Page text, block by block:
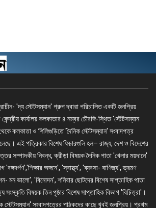
'দ্য স্টেটসম্যান' গ্রুপ দ্বারা পরিচালিত একটি জনপ্রিয়
কার্যালয় কলকাতার ৪ নম্বর চৌরঙ্গি-স্থিত 'স্টেটসম্যান
কলকাতা ও শিলিগুড়িতে 'দৈনিক স্টেটসম্যান' সংবাদপত্র
এই পত্রিকার বিশেষ ফিচারগুলি হল– রাজ্য, দেশ ও বিদেশের
সম্পাদকীয় নিবন্ধ, ক্রীড়া বিষয়ক দৈনিক পাতা 'খেলার ময়দানে'
'বঙ্গদর্পণ','শিক্ষার অঙ্গনে', 'স্বাস্থ্য', 'ব্যবসা- বাণিজ্য', ভ্রমণ
মন ভালো', 'বিনোদন', শনিবার ছোটদের বিশেষ সাপ্তাহিক পাতা
সংস্কৃতি বিষয়ক তিন পৃষ্ঠার বিশেষ সাপ্তাহিক বিভাগ 'বিচিত্রা'।
স্টেটসম্যান' সংবাদপত্রের পাঠকদের কাছে খুবই জনপ্রিয়। প্রথম